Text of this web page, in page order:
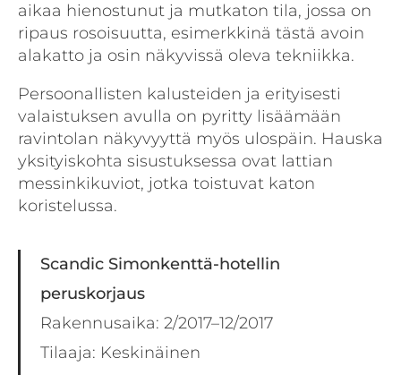
aikaa hienostunut ja mutkaton tila, jossa on
ripaus rosoisuutta, esimerkkinä tästä avoin
alakatto ja osin näkyvissä oleva tekniikka.
Persoonallisten kalusteiden ja erityisesti
valaistuksen avulla on pyritty lisäämään
ravintolan näkyvyyttä myös ulospäin. Hauska
yksityiskohta sisustuksessa ovat lattian
messinkikuviot, jotka toistuvat katon
koristelussa.
Scandic Simonkenttä-hotellin
peruskorjaus
Rakennusaika: 2/2017–12/2017
Tilaaja: Keskinäinen